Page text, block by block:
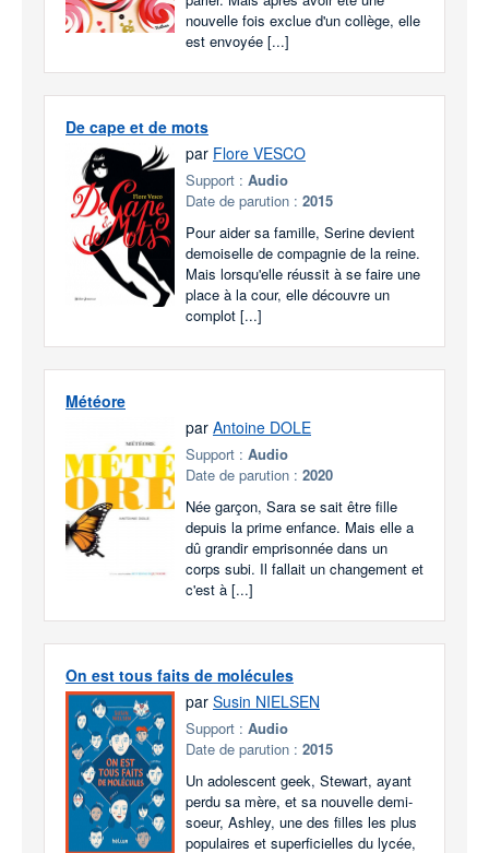
nouvelle fois exclue d'un collège, elle
est envoyée [...]
De cape et de mots
par Flore VESCO
Support : Audio
Date de parution : 2015
Pour aider sa famille, Serine devient
demoiselle de compagnie de la reine.
Mais lorsqu'elle réussit à se faire une
place à la cour, elle découvre un
complot [...]
Météore
par Antoine DOLE
Support : Audio
Date de parution : 2020
Née garçon, Sara se sait être fille
depuis la prime enfance. Mais elle a
dû grandir emprisonnée dans un
corps subi. Il fallait un changement et
c'est à [...]
On est tous faits de molécules
par Susin NIELSEN
Support : Audio
Date de parution : 2015
Un adolescent geek, Stewart, ayant
perdu sa mère, et sa nouvelle demi-
soeur, Ashley, une des filles les plus
populaires et superficielles du lycée,